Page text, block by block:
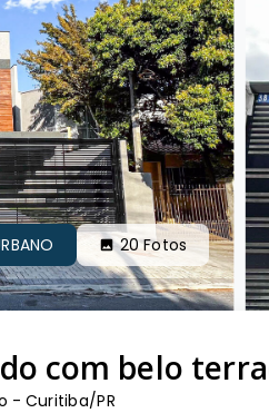
20Fotos
com belo
- Curitiba/PR